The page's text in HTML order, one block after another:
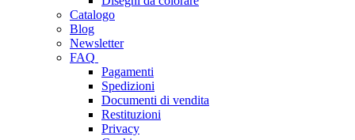
Catalogo
Blog
Newsletter
FAQ
Pagamenti
Spedizioni
Documenti di vendita
Restituzioni
Privacy